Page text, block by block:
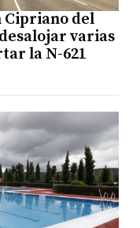
Cipriano del
varias
la N-621